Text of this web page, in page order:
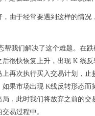
由于经常要遇到这样的情况
帮我们解决了这个难题。在
后很快恢复上升，出现 K 线
上再次执行买入交易计划，止
如果市场出现 K线反转形态而
，此时我们将放弃之前的交
易过程中。